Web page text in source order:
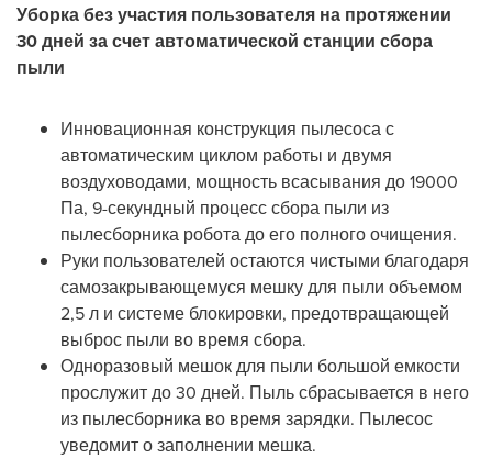
Уборка без участия пользователя на протяжении
30 дней за счет автоматической станции сбора
пыли
Инновационная конструкция пылесоса с
автоматическим циклом работы и двумя
воздуховодами, мощность всасывания до 19000
Па, 9-секундный процесс сбора пыли из
пылесборника робота до его полного очищения.
Руки пользователей остаются чистыми благодаря
самозакрывающемуся мешку для пыли объемом
2,5 л и системе блокировки, предотвращающей
выброс пыли во время сбора.
Одноразовый мешок для пыли большой емкости
прослужит до 30 дней. Пыль сбрасывается в него
из пылесборника во время зарядки. Пылесос
уведомит о заполнении мешка.